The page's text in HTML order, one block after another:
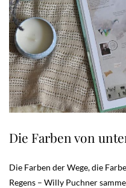
Die Farben von
Die Farben der Wege, die
Regens – Willy Puchner